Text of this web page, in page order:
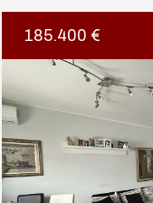
185.400 €